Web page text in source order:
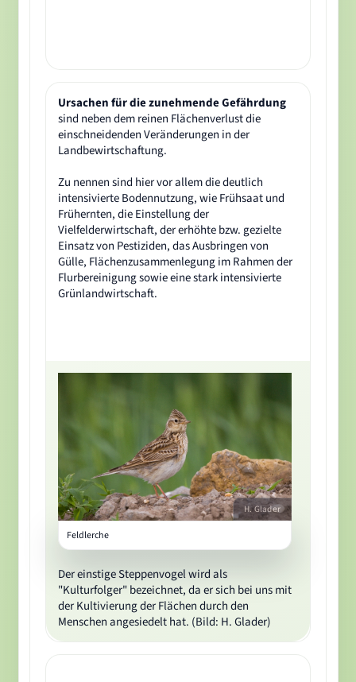
Ursachen für die zunehmende Gefährdung
sind neben dem reinen Flächenverlust die
einschneidenden Veränderungen in der
Landbewirtschaftung.
Zu nennen sind hier vor allem die deutlich
intensivierte Bodennutzung, wie Frühsaat und
Frühernten, die Einstellung der
Vielfelderwirtschaft, der erhöhte bzw. gezielte
Einsatz von Pestiziden, das Ausbringen von
Gülle, Flächenzusammenlegung im Rahmen der
Flurbereinigung sowie eine stark intensivierte
Grünlandwirtschaft.
Feldlerche
Der einstige Steppenvogel wird als
"Kulturfolger" bezeichnet, da er sich bei uns mit
der Kultivierung der Flächen durch den
Menschen angesiedelt hat. (Bild: H. Glader)
H. Glader